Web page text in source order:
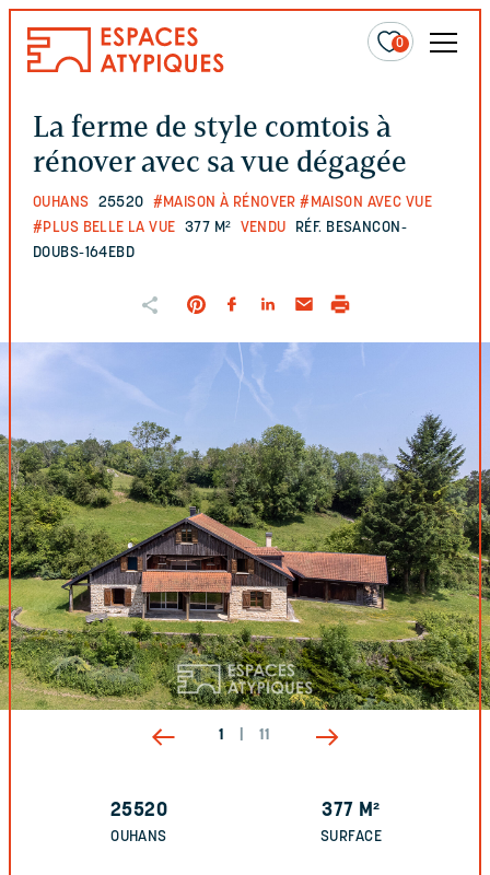
0
La ferme de style comtois à
rénover avec sa vue dégagée
OUHANS 25520 #MAISON À RÉNOVER #MAISON AVEC VUE
#PLUS BELLE LA VUE 377 M² VENDU
RÉF. BESANCON-
DOUBS-164EBD
1 11
25520
OUHANS
377 M²
SURFACE